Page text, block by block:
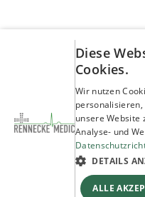
Diese
Cookies.
Wir nutzen
unsere Website
Analyse- und
DETAILS
ALLE